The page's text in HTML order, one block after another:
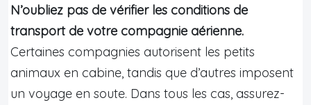
N’oubliez pas de vérifier les conditions de
transport de votre compagnie aérienne.
Certaines compagnies autorisent les petits
animaux en cabine, tandis que d’autres imposent
un voyage en soute. Dans tous les cas, assurez-